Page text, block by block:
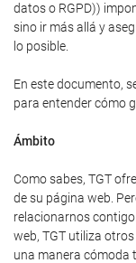
datos o RGPD))
sino ir más allá y
lo posible.
En este documento,
para entender cómo
Ámbito
Como sabes, TGT
de su página web.
relacionarnos
web, TGT utiliza
una manera cómoda